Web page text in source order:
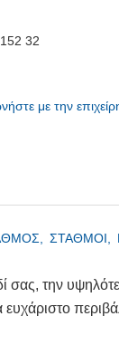
32
με την
ΣΤΑΘΜΟΙ,
την